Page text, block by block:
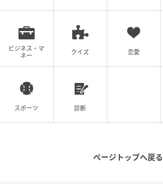
にぴったりですね！
ビジネス・マ
ネー
クイズ 恋愛
スポーツ 診断
ページトップへ戻る